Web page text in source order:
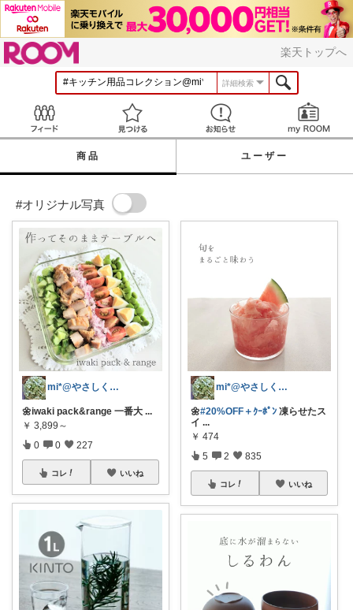
楽天トップへ
詳細検索
見つける お知らせ
商品 ユーザー
#オリジナル写真
mi*@やさしく整う暮らし
🌼iwaki pack&range 一番大 ...
￥ 3,899～
0 0 227
コレ いいね
mi*@やさしく整う暮らし
🌼#20%OFF＋ｸｰﾎﾟﾝ 凍らせたス
イ ...
￥ 474
5 2 835
コレ いいね